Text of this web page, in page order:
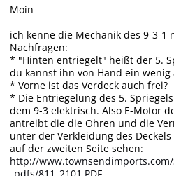
Moin
ich kenne die Mechanik des 9-3-1
Nachfragen:
* "Hinten entriegelt" heißt der 5.
du kannst ihn von Hand ein wenig
* Vorne ist das Verdeck auch frei?
* Die Entriegelung des 5.
dem 9-3 elektrisch. Also E-Motor
antreibt die die Ohren und die
unter der Verkleidung des
auf der zweiten Seite sehen:
http://www.townsendimports.com/